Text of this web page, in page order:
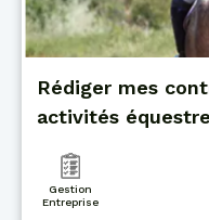
Rédiger mes
activités
Gestion
Entreprise